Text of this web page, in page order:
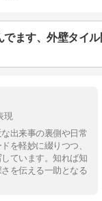
でます、外壁タイ
現
出来事の裏側や日常
を軽妙に綴りつつ、
ています。知れば知
を伝える一助となる